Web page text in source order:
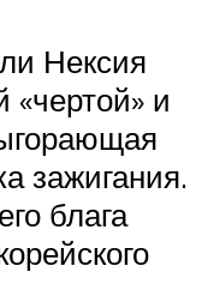
Нексия
и
зажигания.
блага